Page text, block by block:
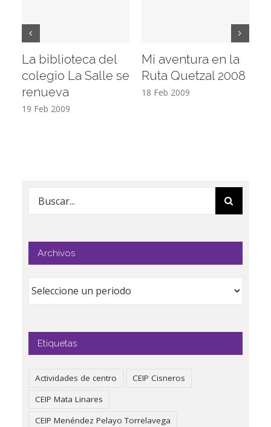
La biblioteca del
colegio La Salle se
renueva
19 Feb 2009
Mi aventura en la
Ruta Quetzal 2008
18 Feb 2009
Buscar:
Archivos
Etiquetas
Actividades de centro
CEIP Cisneros
CEIP Mata Linares
CEIP Menéndez Pelayo Torrelavega